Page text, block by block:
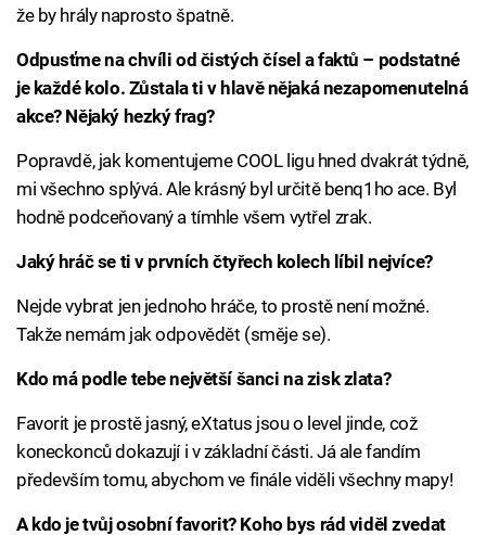
že by hrály naprosto špatně.
Odpusťme na chvíli od čistých čísel a faktů – podstatné
je každé kolo. Zůstala ti v hlavě nějaká nezapomenutelná
akce? Nějaký hezký frag?
Popravdě, jak komentujeme COOL ligu hned dvakrát týdně,
mi všechno splývá. Ale krásný byl určitě benq1ho ace. Byl
hodně podceňovaný a tímhle všem vytřel zrak.
Jaký hráč se ti v prvních čtyřech kolech líbil nejvíce?
Nejde vybrat jen jednoho hráče, to prostě není možné.
Takže nemám jak odpovědět (směje se).
Kdo má podle tebe největší šanci na zisk zlata?
Favorit je prostě jasný, eXtatus jsou o level jinde, což
koneckonců dokazují i v základní části. Já ale fandím
především tomu, abychom ve finále viděli všechny mapy!
A kdo je tvůj osobní favorit? Koho bys rád viděl zvedat